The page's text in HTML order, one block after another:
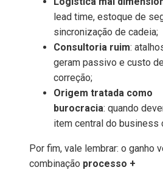
lead time, estoque de
sincronização de cadeia;
Consultoria ruim:
geram passivo e custo de
correção;
Origem tratada como
burocracia: quando
item central do business
Por fim, vale lembrar: o ganho
combinação processo +